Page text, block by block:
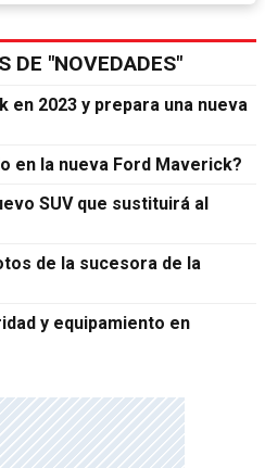
DE "NOVEDADES"
en 2023 y prepara una nueva
en la nueva Ford Maverick?
SUV que sustituirá al
de la sucesora de la
y equipamiento en